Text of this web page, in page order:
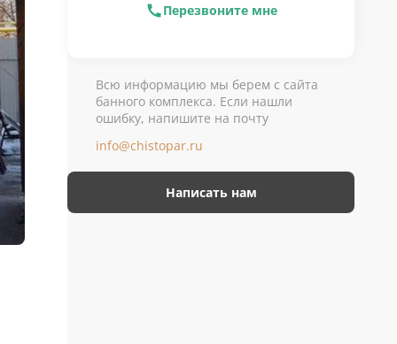
Перезвоните мне
Всю информацию мы берем с сайта
банного комплекса. Если нашли
ошибку, напишите на почту
info@chistopar.ru
Написать нам